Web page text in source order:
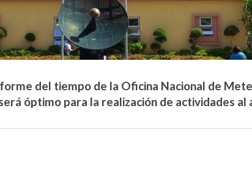
del tiempo de la Oficina Nacional de
óptimo para la realización de actividades al